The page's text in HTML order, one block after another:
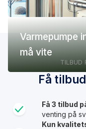
Varmepumpe
må vite
TILBUD
Få
Få 3 tilbud
venting på
Kun